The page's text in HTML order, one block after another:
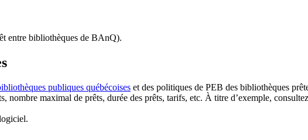
entre bibliothèques de BAnQ).
publiques québécoises et des politiques de PEB des bibliothèques
nombre maximal de prêts, durée des prêts, tarifs, etc. À titre d’exemple,